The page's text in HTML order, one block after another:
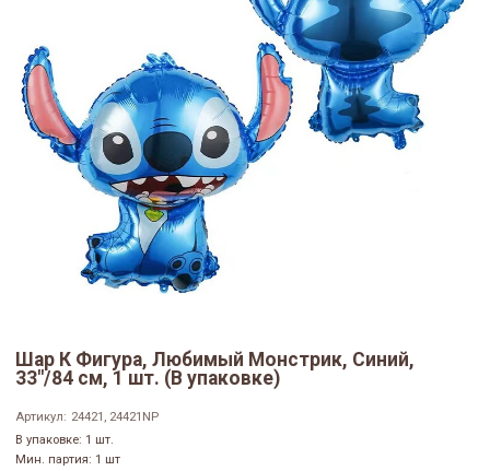
Шар К Фигура, Любимый Монстрик, Синий,
33"/84 см, 1 шт. (В упаковке)
Артикул: 24421, 24421NP
В упаковке: 1 шт.
Мин. партия: 1 шт